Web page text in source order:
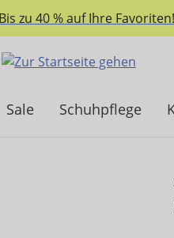
zu 40 % auf Ihre Favoriten!
Sale Schuhpflege